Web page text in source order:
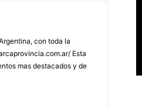
con toda la
Esta
mas destacados y de